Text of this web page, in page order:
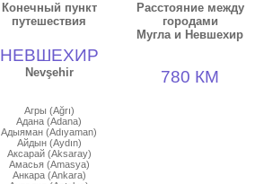
Конечный пункт
путешествия
НЕВШЕХИР
Nevşehir
Расстояние между
городами
Мугла и Невшехир
780 КМ
Агры (Ağrı)
Адана (Adana)
Адыяман (Adıyaman)
Айдын (Aydın)
Аксарай (Aksaray)
Амасья (Amasya)
Анкара (Ankara)